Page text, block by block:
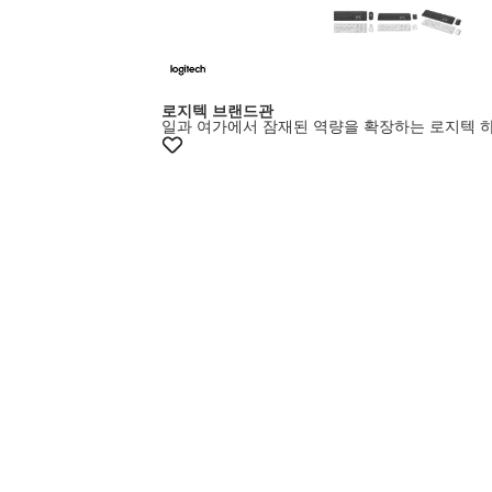
로지텍 브랜드관
일과 여가에서 잠재된 역량을 확장하는 로지텍